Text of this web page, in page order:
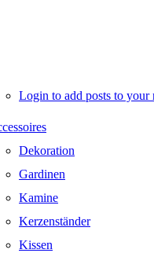
Login to add posts to your
Dekoration
Gardinen
Kamine
Kerzenständer
Kissen